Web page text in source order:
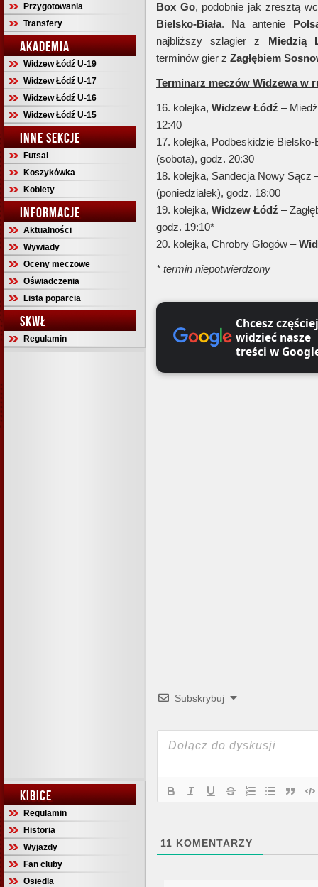
Przygotowania
Transfery
AKADEMIA
Widzew Łódź U-19
Widzew Łódź U-17
Widzew Łódź U-16
Widzew Łódź U-15
INNE SEKCJE
Futsal
Koszykówka
Kobiety
INFORMACJE
Aktualności
Wywiady
Oceny meczowe
Oświadczenia
Lista poparcia
SKWŁ
Regulamin
KIBICE
Regulamin
Historia
Wyjazdy
Fan cluby
Osiedla
Box Go, podobnie jak zresztą
Bielsko-Biała. Na antenie
najbliższy szlagier z Miedzią
terminów gier z Zagłębiem
Terminarz meczów Widzewa w
16. kolejka, Widzew Łódź –
12:40
17. kolejka, Podbeskidzie Bielsko-
(sobota), godz. 20:30
18. kolejka, Sandecja Nowy Sącz
(poniedziałek), godz. 18:00
19. kolejka, Widzew Łódź –
godz. 19:10*
20. kolejka, Chrobry Głogów –
* termin niepotwierdzony
Chcesz częściej
widzieć nasze
treści w
Subskrybuj
11 KOMENTARZY